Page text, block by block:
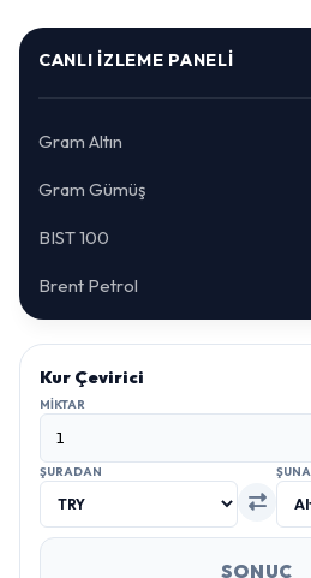
CANLI İZLEME PANELI
Gram Altın
Gram Gümüş
BIST 100
Brent Petrol
Kur Çevirici
MIKTAR
ŞURADAN ŞUNA
SONUÇ